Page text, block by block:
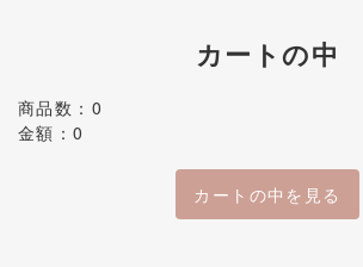
カートの中
商品数：0
金額：0
カートの中を見る